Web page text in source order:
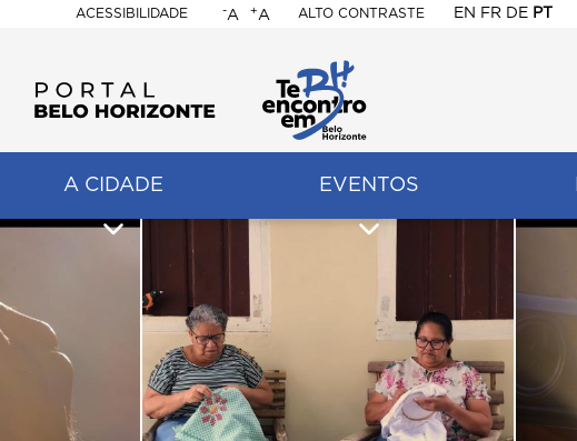
ACESSIBILIDADE
BELO
HORIZONTE
-A +A ALTO CONTRASTE EN FR DE PT
A CIDADE EVENTOS